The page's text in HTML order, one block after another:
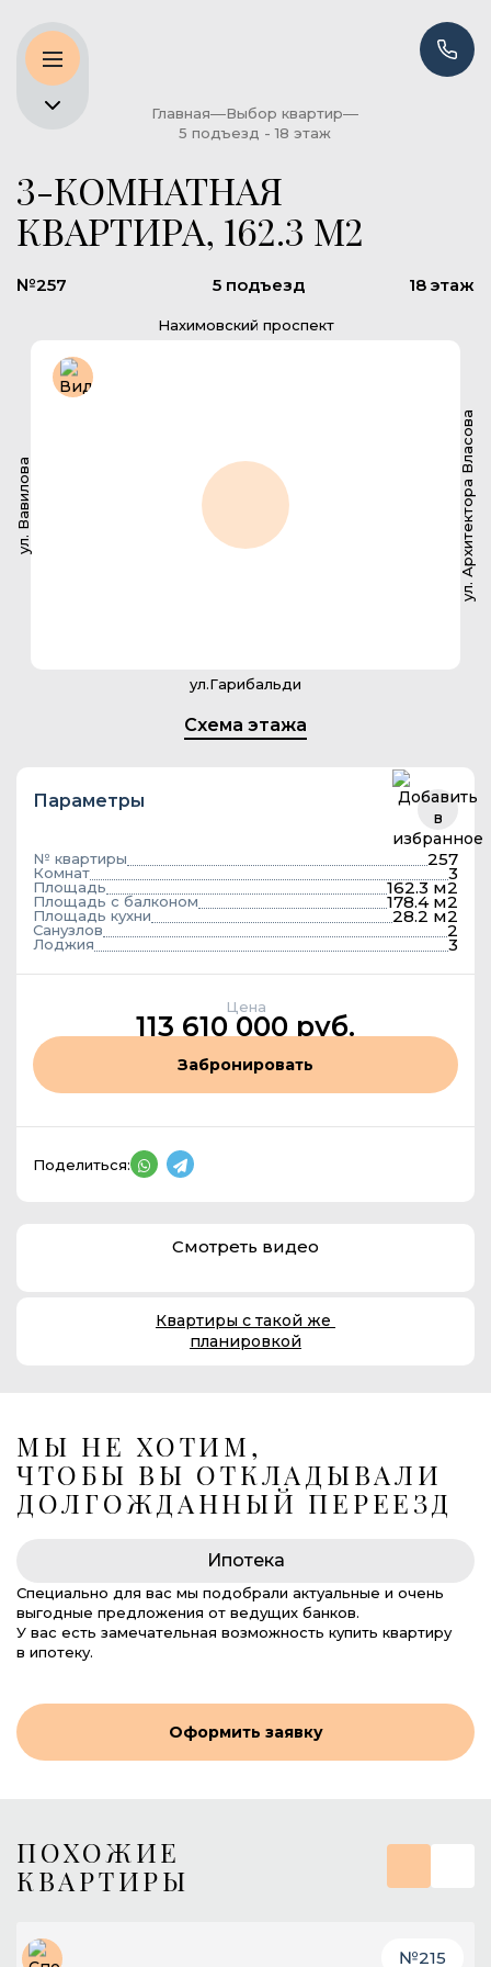
Главная
Выбор квартир
5 подъезд - 18 этаж
3-КОМНАТНАЯ
КВАРТИРА, 162.3 М2
№257 5 подъезд 18 этаж
Смотреть видео
Квартиры с такой же
планировкой
ул. Вавилова
Нахимовский проспект
ул.Гарибальди
ул. Архитектора Власова
Схема этажа
Параметры
№ квартиры 257
Комнат 3
Площадь 162.3 м2
Площадь с балконом 178.4 м2
Площадь кухни 28.2 м2
Санузлов 2
Лоджия 3
Цена
113 610 000 руб.
Забронировать
Поделиться:
МЫ НЕ ХОТИМ,
ЧТОБЫ ВЫ ОТКЛАДЫВАЛИ
ДОЛГОЖДАННЫЙ ПЕРЕЕЗД
Ипотека
Специально для вас мы подобрали актуальные и очень
выгодные предложения от ведущих банков.
У вас есть замечательная возможность купить квартиру
в ипотеку.
Оформить заявку
ПОХОЖИЕ
КВАРТИРЫ
№215